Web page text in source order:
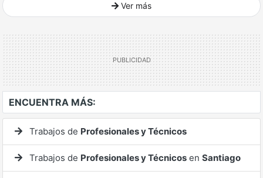
Ver más
ENCUENTRA MÁS:
Trabajos de Profesionales y Técnicos
Trabajos de Profesionales y Técnicos en Santiago